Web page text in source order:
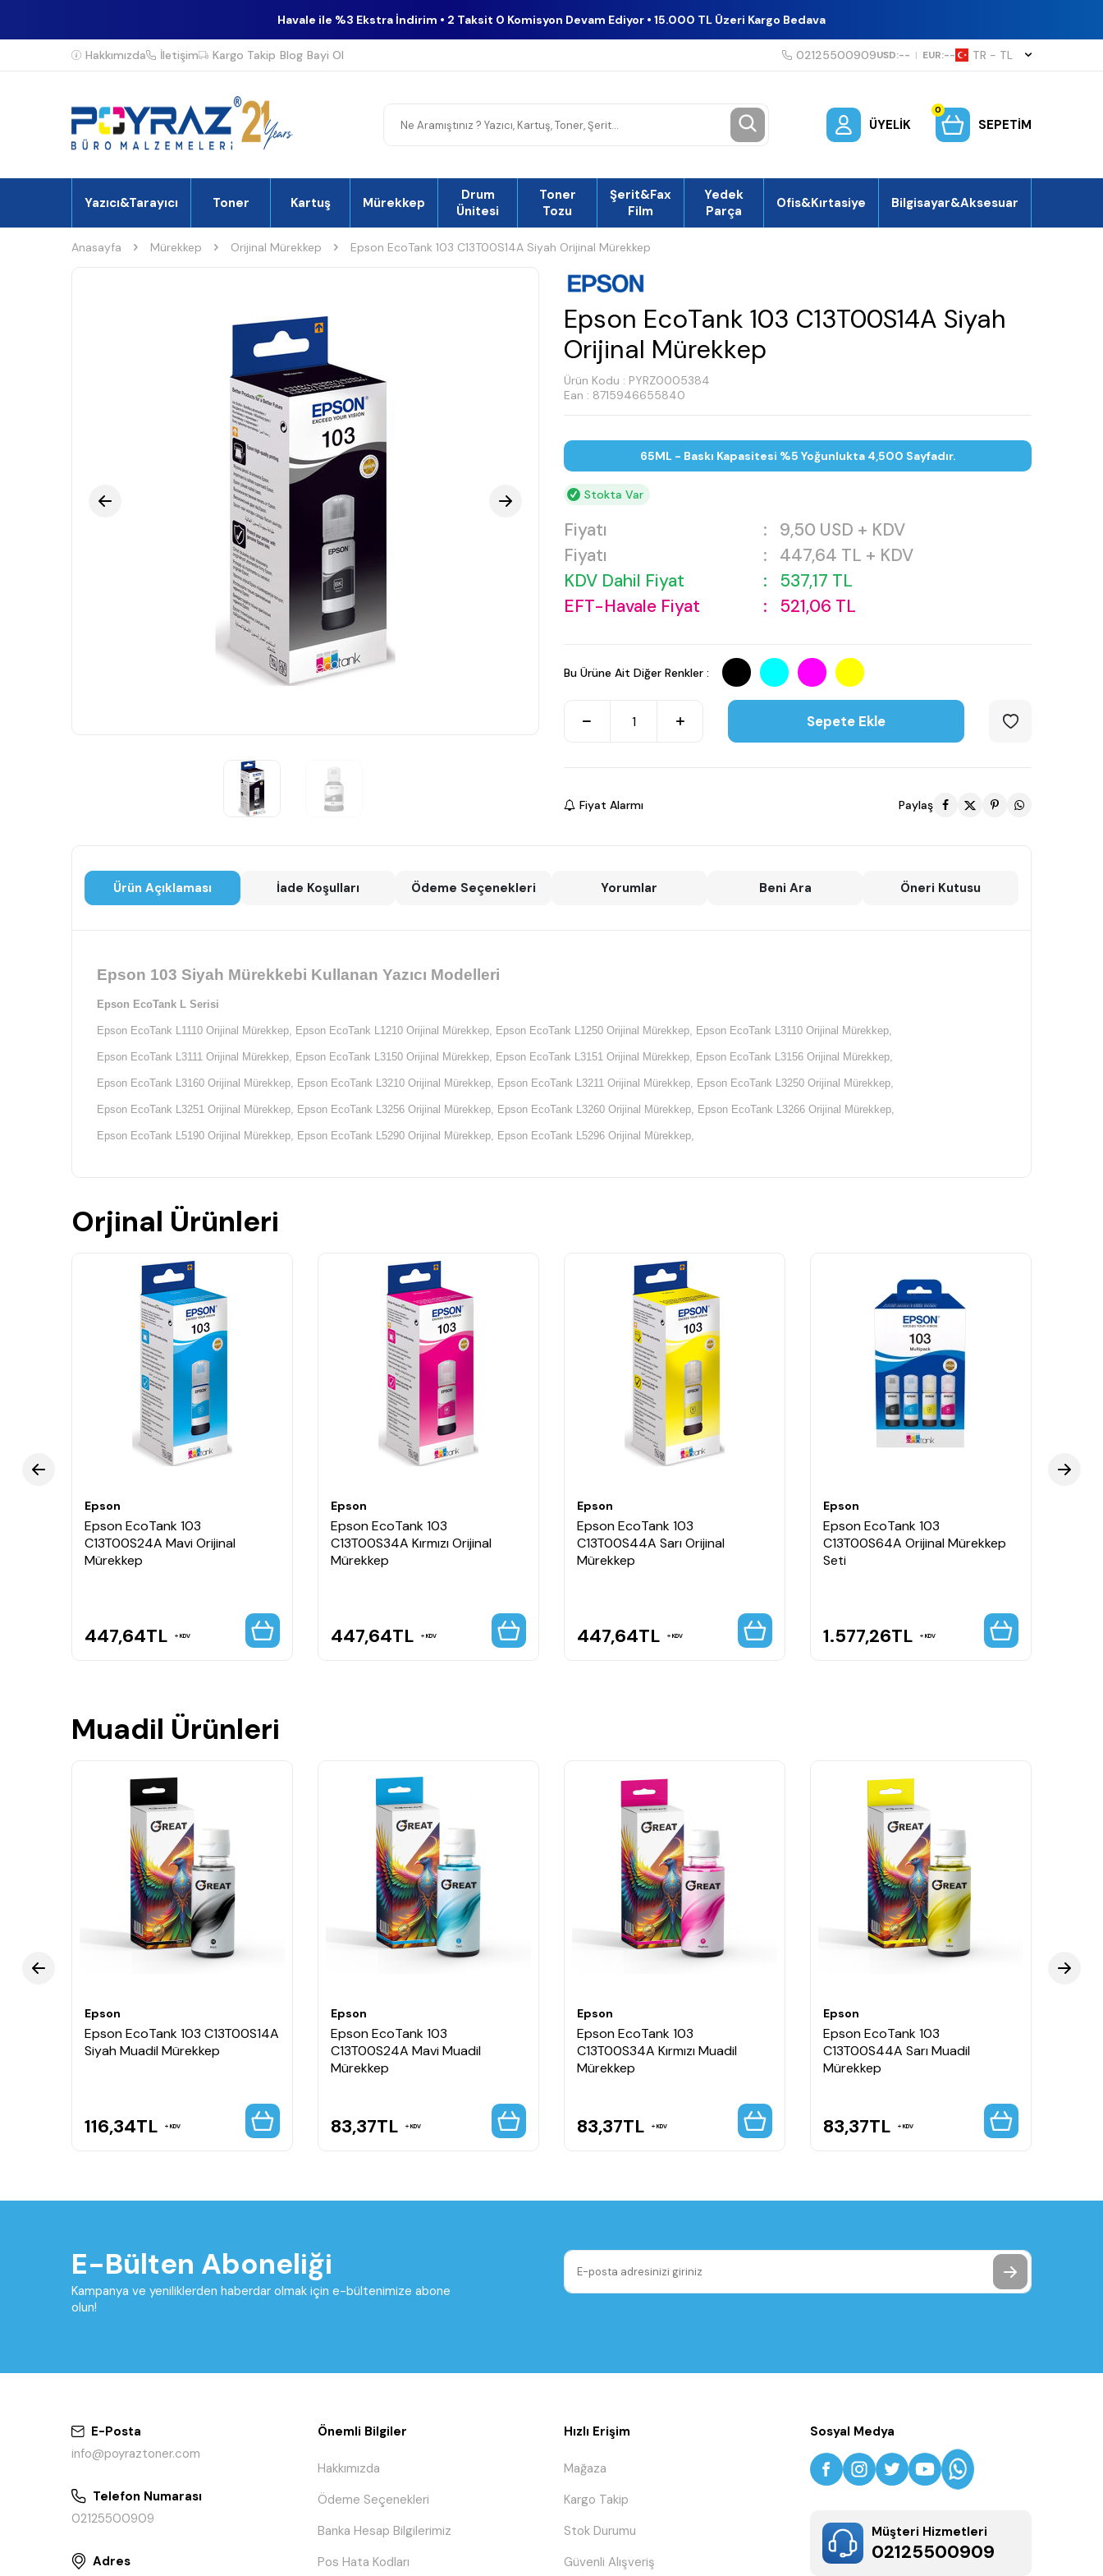
Havale ile %3 Ekstra İndirim • 2 Taksit 0 Komisyon Devam Ediyor • 15.000 TL Üzeri Kargo Bedava
Hakkımızda İletişim Kargo Takip Blog Bayi Ol 02125500909USD:-- | EUR:-- TR − TL
ÜYELIK
0
SEPETIM
Yazıcı&Tarayıcı Toner Kartuş Mürekkep
Drum
Ünitesi
Toner
Tozu
Şerit&Fax
Film
Yedek
Parça
Ofis&Kırtasiye Bilgisayar&Aksesuar
Anasayfa Mürekkep Orijinal Mürekkep Epson EcoTank 103 C13T00S14A Siyah Orijinal Mürekkep
Epson EcoTank 103 C13T00S14A Siyah
Orijinal Mürekkep
Ürün Kodu : PYRZ0005384
Ean : 8715946655840
65ML - Baskı Kapasitesi %5 Yoğunlukta 4,500 Sayfadır.
Stokta Var
Fiyatı : 9,50 USD + KDV
Fiyatı
: 447,64 TL + KDV
KDV Dahil Fiyat
: 537,17 TL
EFT-Havale Fiyat
: 521,06 TL
Bu Ürüne Ait Diğer Renkler :
Sepete Ekle
Fiyat Alarmı Paylaş
Ürün Açıklaması İade Koşulları Ödeme Seçenekleri Yorumlar Beni Ara Öneri Kutusu
Epson 103 Siyah Mürekkebi Kullanan Yazıcı Modelleri
Epson EcoTank L Serisi
Epson EcoTank L1110 Orijinal Mürekkep, Epson EcoTank L1210 Orijinal Mürekkep, Epson EcoTank L1250 Orijinal Mürekkep, Epson EcoTank L3110 Orijinal Mürekkep,
Epson EcoTank L3111 Orijinal Mürekkep, Epson EcoTank L3150 Orijinal Mürekkep, Epson EcoTank L3151 Orijinal Mürekkep, Epson EcoTank L3156 Orijinal Mürekkep,
Epson EcoTank L3160 Orijinal Mürekkep, Epson EcoTank L3210 Orijinal Mürekkep, Epson EcoTank L3211 Orijinal Mürekkep, Epson EcoTank L3250 Orijinal Mürekkep,
Epson EcoTank L3251 Orijinal Mürekkep, Epson EcoTank L3256 Orijinal Mürekkep, Epson EcoTank L3260 Orijinal Mürekkep, Epson EcoTank L3266 Orijinal Mürekkep,
Epson EcoTank L5190 Orijinal Mürekkep, Epson EcoTank L5290 Orijinal Mürekkep, Epson EcoTank L5296 Orijinal Mürekkep,
Orjinal Ürünleri
Epson
Epson EcoTank 103
C13T00S24A Mavi Orijinal
Mürekkep
447,64TL KDV
Epson
Epson EcoTank 103
C13T00S34A Kırmızı Orijinal
Mürekkep
447,64TL KDV
Epson
Epson EcoTank 103
C13T00S44A Sarı Orijinal
Mürekkep
447,64TL KDV
Epson
Epson EcoTank 103
C13T00S64A Orijinal Mürekkep
Seti
1.577,26TL KDV
Muadil Ürünleri
Epson
Epson EcoTank 103 C13T00S14A
Siyah Muadil Mürekkep
116,34TL KDV
Epson
Epson EcoTank 103
C13T00S24A Mavi Muadil
Mürekkep
83,37TL KDV
Epson
Epson EcoTank 103
C13T00S34A Kırmızı Muadil
Mürekkep
83,37TL KDV
Epson
Epson EcoTank 103
C13T00S44A Sarı Muadil
Mürekkep
83,37TL KDV
E-Bülten Aboneliği
Kampanya ve yeniliklerden haberdar olmak için e-bültenimize abone
olun!
E-Posta
info@poyraztoner.com
Telefon Numarası
02125500909
Adres
Önemli Bilgiler
Hakkımızda
Ödeme Seçenekleri
Banka Hesap Bilgilerimiz
Pos Hata Kodları
Hızlı Erişim
Mağaza
Kargo Takip
Stok Durumu
Güvenli Alışveriş
Sosyal Medya
Müşteri Hizmetleri
02125500909